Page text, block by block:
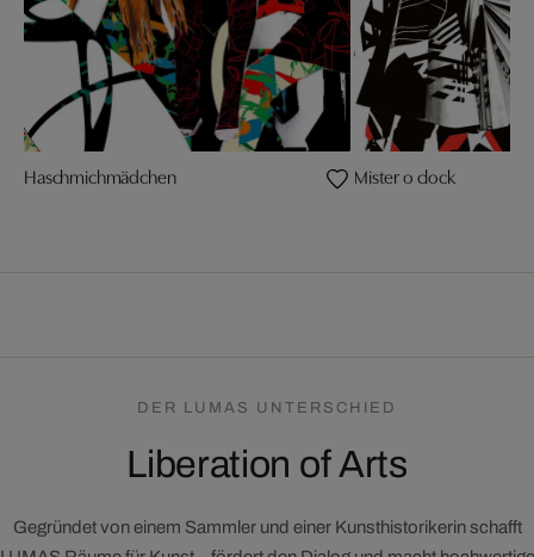
Haschmichmädchen Mister o clock
DER LUMAS UNTERSCHIED
Liberation of Arts
Gegründet von einem Sammler und einer Kunsthistorikerin schafft